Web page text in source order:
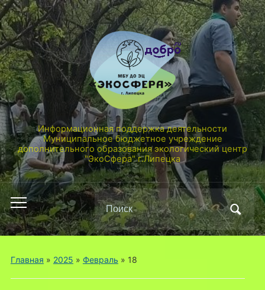
Информационная поддержка деятельности
Муниципальное бюджетное учреждение
дополнительного образования экологический центр
"ЭкоСфера" г.Липецка
Переключить
мобильное
меню
Поиск
по:
Главная » 2025 » Февраль » 18